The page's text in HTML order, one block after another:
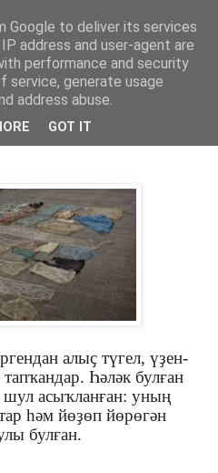
йотоп һәләк
алыҫ түгел, үҙен-
Һәләк булған
асыҡланған: уның
һәм йөҙөп йөрөгән
булған.
Google to deliver its services
address and user-agent are
performance and security
service, generate usage
address abuse.
GOT IT